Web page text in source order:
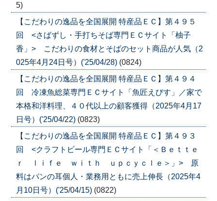
5)
【こだわりの逸品を全国展開 特産品ＥＣ】第４９５
回 <さばずし・手打ちそば専門ＥＣサイト「柚子
香」> こだわりの食材とそばのセット商品が人気（2
025年4月24日号）('25/04/28) (0824)
【こだわりの逸品を全国展開 特産品ＥＣ】第４９４
回 冷凍魚総菜専門ＥＣサイト「魚匠えびす」／家で
本格和洋料理、４０代以上の顧客獲得（2025年4月17
日号）('25/04/22) (0823)
【こだわりの逸品を全国展開 特産品ＥＣ】第４９３
回 <クラフトビール専門ＥＣサイト「＜Ｂｅｔｔｅ
ｒ ｌｉｆｅ ｗｉｔｈ ｕｐｃｙｃｌｅ＞」> 原
料はパンの耳個人・業務用ともに売上伸長（2025年4
月10日号）('25/04/15) (0822)